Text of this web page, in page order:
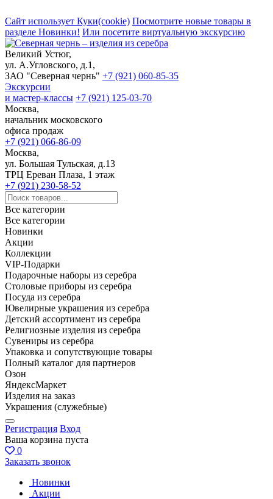
Сайт использует Куки(cookie) Посмотрите новые товары в
разделе Новинки! Или посетите виртуальную экскурсию
Великий Устюг,
ул. А.Угловского, д.1,
ЗАО "Северная чернь" +7 (921) 060-85-35
Экскурсии
и мастер-классы +7 (921) 125-03-70
Москва,
начальник московского
офиса продаж
+7 (921) 066-86-09
Москва,
ул. Большая Тульская, д.13
ТРЦ Ереван Плаза, 1 этаж
+7 (921) 230-58-52
Все категории
Все категории
Новинки
Акции
Коллекции
VIP-Подарки
Подарочные наборы из серебра
Столовые приборы из серебра
Посуда из серебра
Ювелирные украшения из серебра
Детский ассортимент из серебра
Религиозные изделия из серебра
Сувениры из серебра
Упаковка и сопутствующие товары
Полный каталог для партнеров
Озон
ЯндексМаркет
Изделия на заказ
Украшения (служебные)
Регистрация Вход
Ваша корзина пуста
0
Заказать звонок
Новинки
Акции